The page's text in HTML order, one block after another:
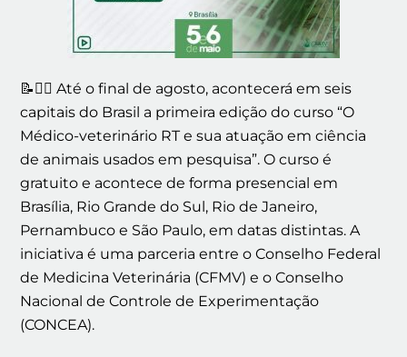
📝👨‍⚕️ Até o final de agosto, acontecerá em seis
capitais do Brasil a primeira edição do curso “O
Médico-veterinário RT e sua atuação em ciência
de animais usados em pesquisa”. O curso é
gratuito e acontece de forma presencial em
Brasília, Rio Grande do Sul, Rio de Janeiro,
Pernambuco e São Paulo, em datas distintas. A
iniciativa é uma parceria entre o Conselho Federal
de Medicina Veterinária (CFMV) e o Conselho
Nacional de Controle de Experimentação
(CONCEA).